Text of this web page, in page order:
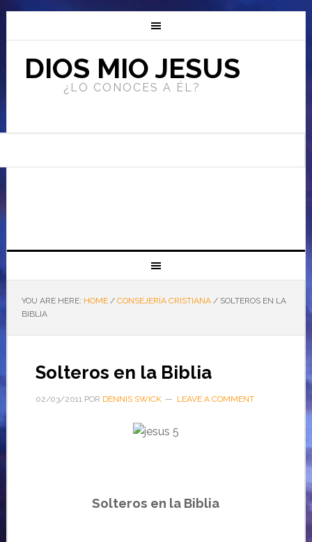
DIOS MIO JESUS
¿LO CONOCES A ÉL?
YOU ARE HERE: HOME / CONSEJERÍA CRISTIANA /SOLTEROS EN LA
BIBLIA
Solteros en la Biblia
02/03/2011POR DENNIS SWICK LEAVE A COMMENT
Solteros en la Biblia